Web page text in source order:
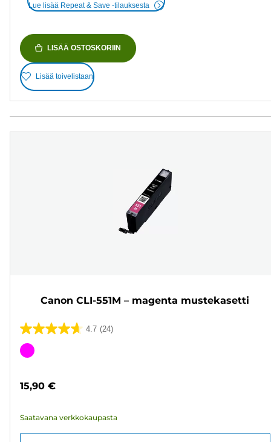
Lue lisää Repeat & Save -tilauksesta
LISÄÄ OSTOSKORIIN
Lisää toivelistaan
Canon CLI-551M – magenta mustekasetti
4.7 (24)
4.7/5
tähteä.
Värikasetti
15,90 €
Saatavana verkkokaupasta